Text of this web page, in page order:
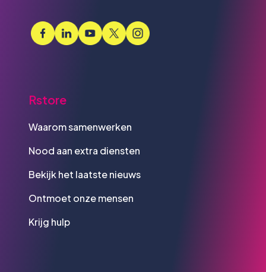
Rstore
Waarom samenwerken
Nood aan extra diensten
Bekijk het laatste nieuws
Ontmoet onze mensen
Krijg hulp